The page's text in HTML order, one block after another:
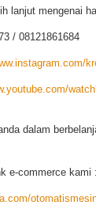
lanjut mengenai
/ 08121861684
dalam
e-commerce kami :